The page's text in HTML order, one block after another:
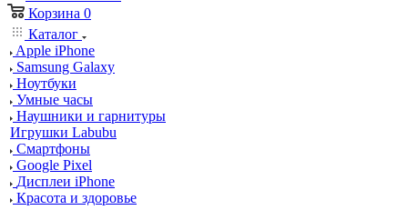
Корзина 0
Каталог
Apple iPhone
Samsung Galaxy
Ноутбуки
Умные часы
Наушники и гарнитуры
Игрушки Labubu
Смартфоны
Google Pixel
Дисплеи iPhone
Красота и здоровье